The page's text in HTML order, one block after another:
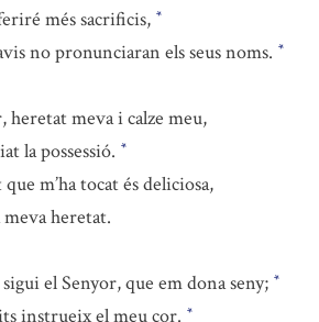
més sacrificis, *
no pronunciaran els seus noms. *
heretat meva i calze meu,
la possessió. *
m’ha tocat és deliciosa,
meva heretat.
el Senyor, que em dona seny; *
instrueix el meu cor. *